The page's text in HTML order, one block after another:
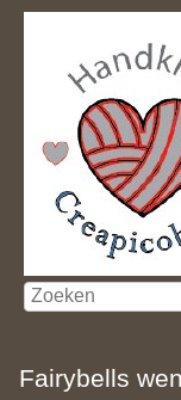
Fairybells